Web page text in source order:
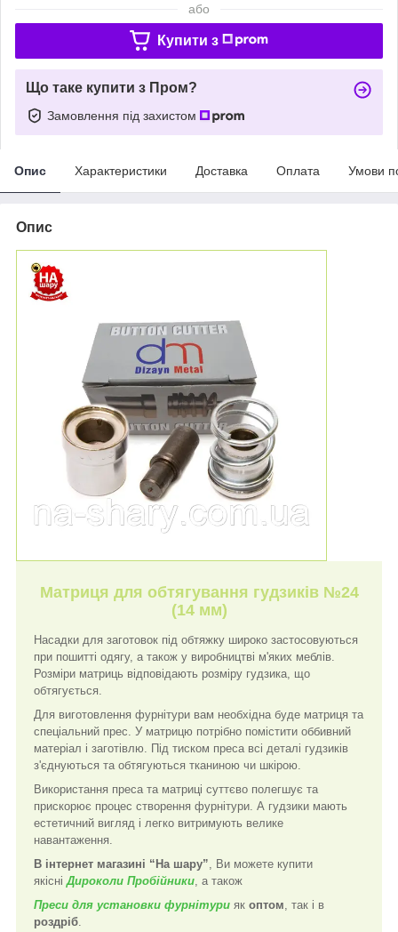
або
Купити з
Що таке купити з Пром?
Замовлення під захистом
Опис Характеристики Доставка Оплата Умови
Опис
Матриця для обтягування гудзиків №24
(14 мм)
Насадки для заготовок під обтяжку широко застосовуються
при пошитті одягу, а також у виробництві м'яких меблів.
Розміри матриць відповідають розміру гудзика, що
обтягується.
Для виготовлення фурнітури вам необхідна буде матриця та
спеціальний прес. У матрицю потрібно помістити оббивний
матеріал і заготівлю. Під тиском преса всі деталі гудзиків
з'єднуються та обтягуються тканиною чи шкірою.
Використання преса та матриці суттєво полегшує та
прискорює процес створення фурнітури. А гудзики мають
естетичний вигляд і легко витримують велике
навантаження.
В інтернет магазині “На шару”, Ви можете купити
якісніДироколи Пробійники, а також
Преси для установки фурнітури як оптом, так і в
роздріб.